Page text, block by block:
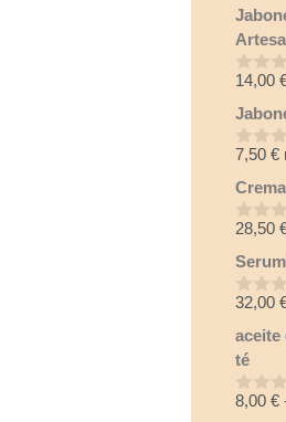
0
e
5
14,00
0
e
5
7,50 €
0
e
5
28,50
0
e
5
32,00
aceite
té
0
8,00 €